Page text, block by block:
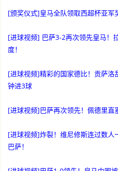
[颁奖仪式]皇马全队领取西超杯亚军
[进球视频] 巴萨3-2再次领先皇马！
度！
[进球视频]精彩的国家德比！贡萨
钟进3球
[进球视频]巴萨再次领先！佩德里直
[进球视频]炸裂！维尼修斯连过数
巴萨！